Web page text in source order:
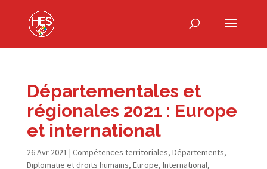
Départementales et
régionales 2021 : Europe
et international
26 Avr 2021 | Compétences territoriales, Départements,
Diplomatie et droits humains, Europe, International,